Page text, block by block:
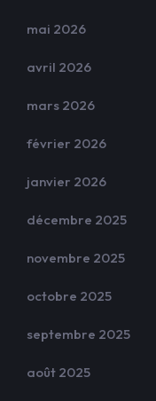
mai 2026
avril 2026
mars 2026
février 2026
janvier 2026
décembre 2025
novembre 2025
octobre 2025
septembre 2025
août 2025